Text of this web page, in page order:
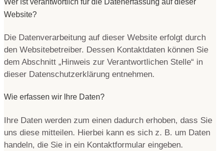
Website?
Die Datenverarbeitung auf dieser Website erfolgt durch
den Websitebetreiber. Dessen Kontaktdaten können Sie
dem Abschnitt „Hinweis zur Verantwortlichen Stelle“ in
dieser Datenschutzerklärung entnehmen.
Wie erfassen wir Ihre Daten?
Ihre Daten werden zum einen dadurch erhoben, dass Sie
uns diese mitteilen. Hierbei kann es sich z. B. um Daten
handeln, die Sie in ein Kontaktformular eingeben.